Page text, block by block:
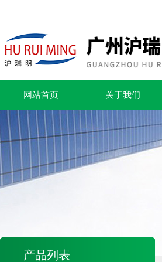
网站首页 关于我们
产品列表